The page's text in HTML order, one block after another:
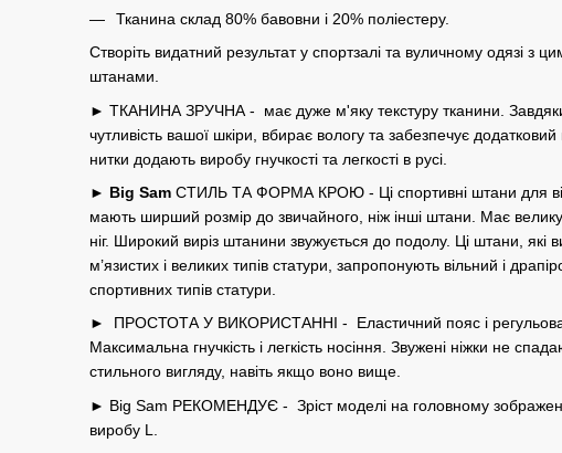
Тканина склад 80% бавовни і 20% поліестеру.
Створіть видатний результат у спортзалі та вуличному одязі з
штанами.
► ТКАНИНА ЗРУЧНА - має дуже м'яку текстуру тканини. Завдяки
чутливість вашої шкіри, вбирає вологу та забезпечує додатковий
нитки додають виробу гнучкості та легкості в русі.
► Big Sam СТИЛЬ ТА ФОРМА КРОЮ - Ці спортивні штани для
мають ширший розмір до звичайного, ніж інші штани. Має велику
ніг. Широкий виріз штанини звужується до подолу. Ці штани, які
м’язистих і великих типів статури, запропонують вільний і
спортивних типів статури.
► ПРОСТОТА У ВИКОРИСТАННІ - Еластичний пояс і
Максимальна гнучкість і легкість носіння. Звужені ніжки не
стильного вигляду, навіть якщо воно вище.
► Big Sam РЕКОМЕНДУЄ - Зріст моделі на головному
виробу L.